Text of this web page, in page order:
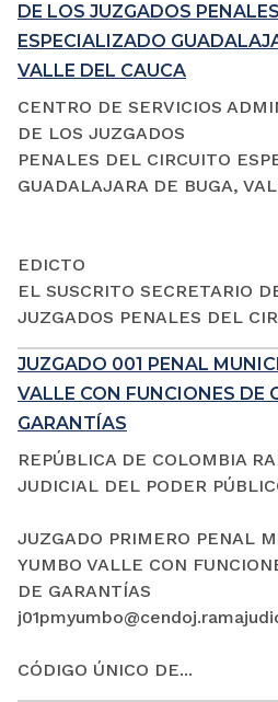
DE LOS JUZGADOS
ESPECIALIZADO
VALLE DEL CAUCA
CENTRO DE SERVICIOS
DE LOS JUZGADOS
PENALES DEL CIRCUITO
GUADALAJARA DE BUGA,
EDICTO
EL SUSCRITO SECRETARIO
JUZGADOS PENALES DEL
JUZGADO 001 PENAL
VALLE CON FUNCIONES DE
GARANTÍAS
REPÚBLICA DE COLOMBIA
JUDICIAL DEL PODER
JUZGADO PRIMERO PENAL
YUMBO VALLE CON
DE GARANTÍAS
CÓDIGO ÚNICO DE...